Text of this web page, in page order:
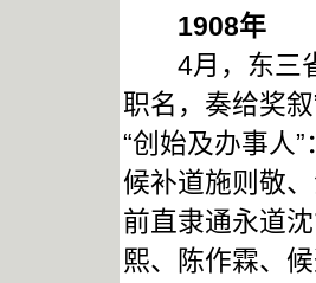
1908年
4月，东三省
职名，奏给奖
“创始及办事人
候补道施则敬
前直隶通永道
熙、陈作霖、